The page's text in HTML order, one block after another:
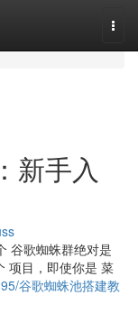
新手入
谷歌蜘蛛群绝对是
项目，即使你是 菜
谷歌蜘蛛池搭建教